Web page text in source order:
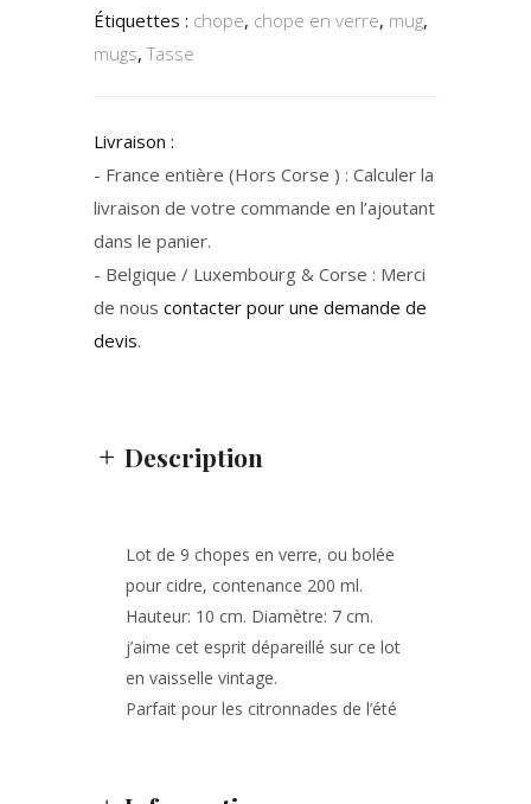
Étiquettes : chope, chope en verre, mug,
mugs,Tasse
Livraison :
- France entière (Hors Corse ) : Calculer la
livraison de votre commande en l’ajoutant
dans le panier.
- Belgique / Luxembourg & Corse : Merci
de nous contacter pour une demande de
devis.
Description
Lot de 9 chopes en verre, ou bolée
pour cidre, contenance 200 ml.
Hauteur: 10 cm. Diamètre: 7 cm.
j’aime cet esprit dépareillé sur ce lot
en vaisselle vintage.
Parfait pour les citronnades de l’été